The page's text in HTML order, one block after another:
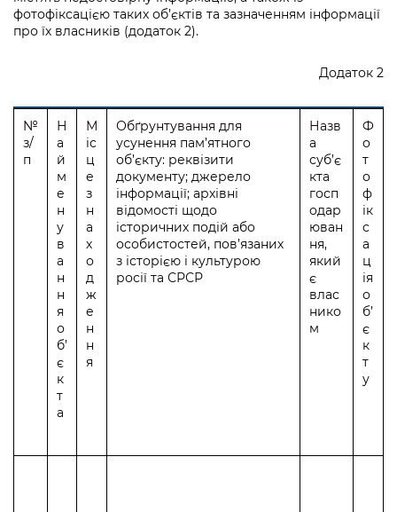
фотофіксацією таких об’єктів та зазначенням інформації
про їх власників (додаток 2).
Додаток 2
№
з/
п
Н
а
й
м
е
н
у
в
а
н
н
я
о
б’
є
к
т
а
М
іс
ц
е
з
н
а
х
о
д
ж
е
н
н
я
Обґрунтування для
усунення пам’ятного
об’єкту: реквізити
документу; джерело
інформації; архівні
відомості щодо
історичних подій або
особистостей, пов’язаних
з історією і культурою
росії та СРСР
Назв
а
суб’є
кта
госп
одар
юван
ня,
який
є
влас
нико
м
Ф
о
т
о
ф
ік
с
а
ц
ія
о
б’
є
к
т
у